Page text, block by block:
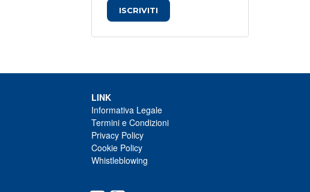
ISCRIVITI
LINK
Informativa Legale
Termini e Condizioni
Privacy Policy
Cookie Policy
Whistleblowing